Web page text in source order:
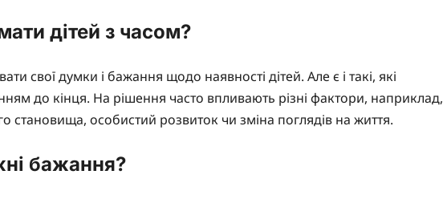
дітей з часом?
свої думки і бажання щодо наявності дітей. Але є і такі, які
до кінця. На рішення часто впливають різні фактори, наприклад,
становища, особистий розвиток чи зміна поглядів на життя.
бажання?